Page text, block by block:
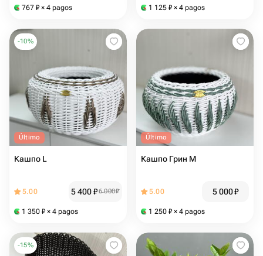
767 ₽ × 4 pagos 1 125 ₽ × 4 pagos
-10%
Último
Кашпо L
5.00 5 400₽6 000₽
1 350 ₽ × 4 pagos
Último
Кашпо Грин М
5.00 5 000₽
1 250 ₽ × 4 pagos
-15%